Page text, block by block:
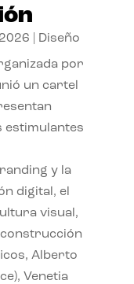
Diseño
por
un cartel
estimulantes
y la
digital, el
visual,
construcción
Alberto
Venetia